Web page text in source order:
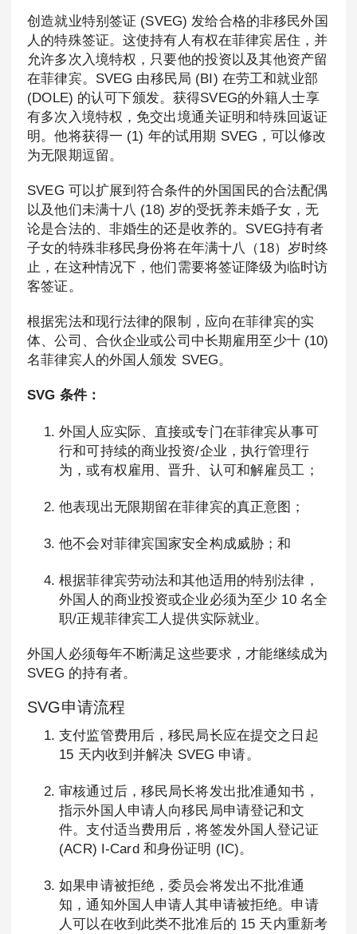
创造就业特别签证 (SVEG) 发给合格的非移民外国
人的特殊签证。这使持有人有权在菲律宾居住，并
允许多次入境特权，只要他的投资以及其他资产留
在菲律宾。SVEG 由移民局 (BI) 在劳工和就业部
(DOLE) 的认可下颁发。获得SVEG的外籍人士享
有多次入境特权，免交出境通关证明和特殊回返证
明。他将获得一 (1) 年的试用期 SVEG，可以修改
为无限期逗留。
SVEG 可以扩展到符合条件的外国国民的合法配偶
以及他们未满十八 (18) 岁的受抚养未婚子女，无
论是合法的、非婚生的还是收养的。SVEG持有者
子女的特殊非移民身份将在年满十八（18）岁时终
止，在这种情况下，他们需要将签证降级为临时访
客签证。
根据宪法和现行法律的限制，应向在菲律宾的实
体、公司、合伙企业或公司中长期雇用至少十 (10)
名菲律宾人的外国人颁发 SVEG。
SVG 条件：
外国人应实际、直接或专门在菲律宾从事可
行和可持续的商业投资/企业，执行管理行
为，或有权雇用、晋升、认可和解雇员工；
他表现出无限期留在菲律宾的真正意图；
他不会对菲律宾国家安全构成威胁；和
根据菲律宾劳动法和其他适用的特别法律，
外国人的商业投资或企业必须为至少 10 名全
职/正规菲律宾工人提供实际就业。
外国人必须每年不断满足这些要求，才能继续成为
SVEG 的持有者。
SVG申请流程
支付监管费用后，移民局长应在提交之日起
15 天内收到并解决 SVEG 申请。
审核通过后，移民局长将发出批准通知书，
指示外国人申请人向移民局申请登记和文
件。支付适当费用后，将签发外国人登记证
(ACR) I-Card 和身份证明 (IC)。
如果申请被拒绝，委员会将发出不批准通
知，通知外国人申请人其申请被拒绝。申请
人可以在收到此类不批准后的 15 天内重新考